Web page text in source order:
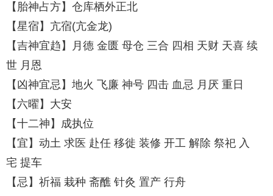
【胎神占方】仓库栖外正北
【星宿】亢宿(亢金龙)
【吉神宜趋】月德 金匮 母仓 三合 四相 天财 天喜 续
世 月恩
【凶神宜忌】地火 飞廉 神号 四击 血忌 月厌 重日
【六曜】大安
【十二神】成执位
【宜】动土 求医 赴任 移徙 装修 开工 解除 祭祀 入
宅 提车
【忌】祈福 栽种 斋醮 针灸 置产 行舟